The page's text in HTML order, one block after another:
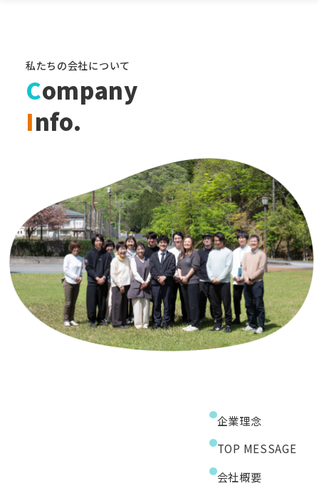
私たちの会社について
Company
Info.
企業理念
TOP MESSAGE
会社概要